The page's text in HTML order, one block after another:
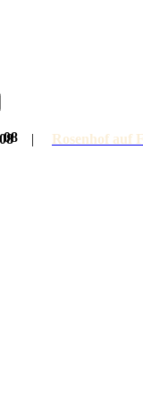
| Rosenhof auf
08